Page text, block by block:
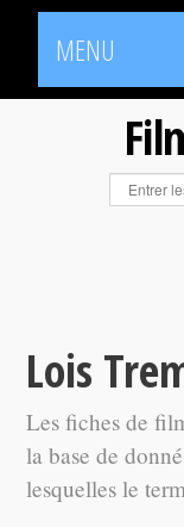
MENU
Lois
Les fiches de
la base de
lesquelles le